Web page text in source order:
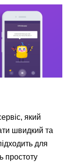
який
швидкий та
для
простоту